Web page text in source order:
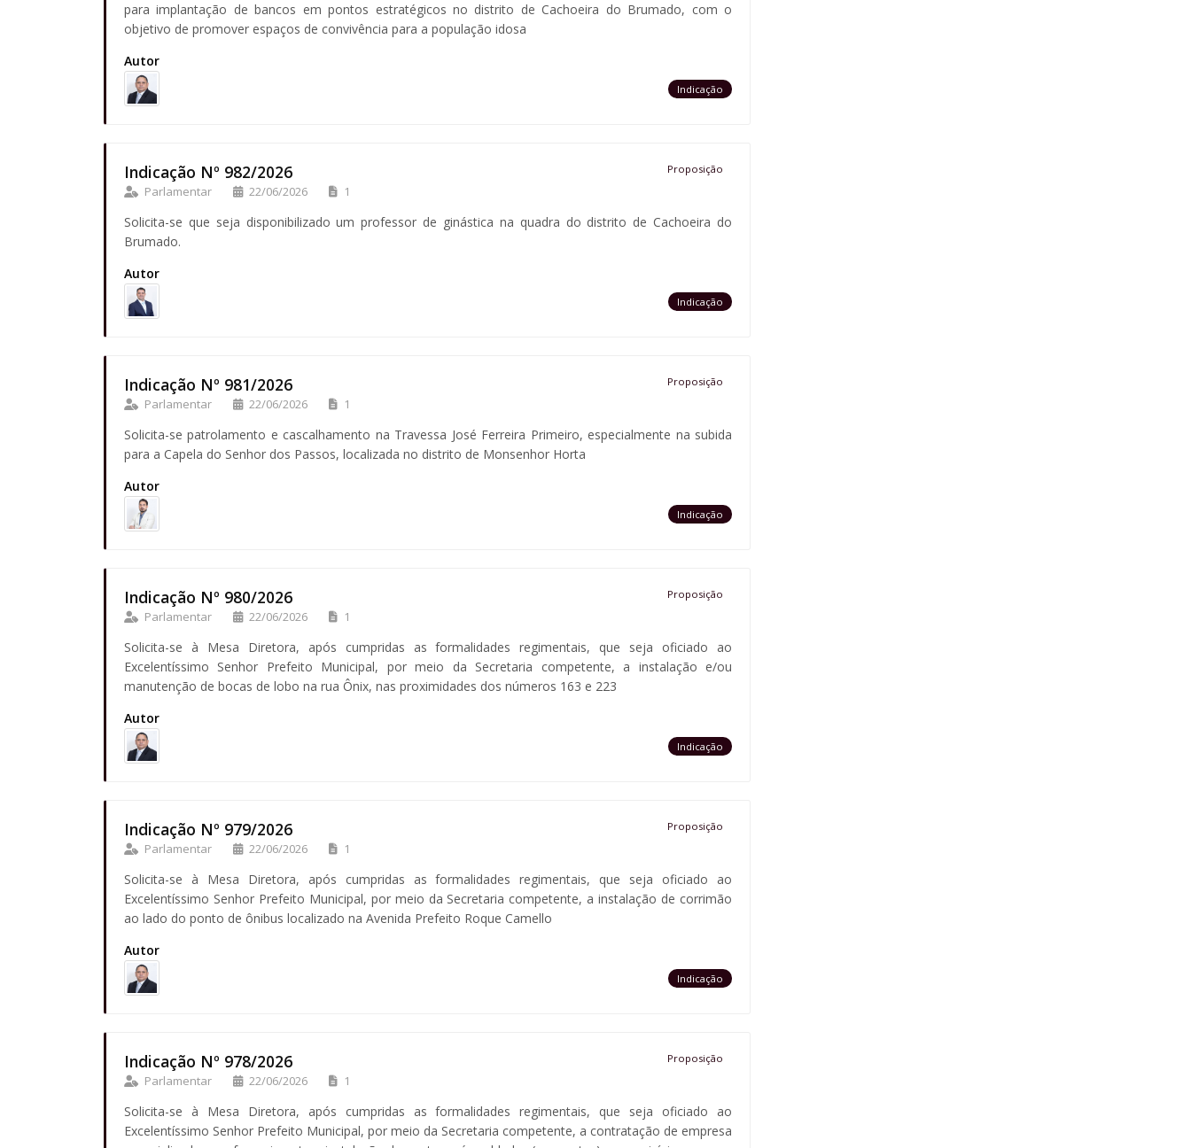
para implantação de bancos em pontos estratégicos no distrito de Cachoeira do Brumado, com o
objetivo de promover espaços de convivência para a população idosa
Autor
Indicação
Indicação Nº 982/2026 Proposição
Parlamentar 22/06/2026 1
Solicita-se que seja disponibilizado um professor de ginástica na quadra do distrito de Cachoeira do
Brumado.
Autor
Indicação
Indicação Nº 981/2026 Proposição
Parlamentar 22/06/2026 1
Solicita-se patrolamento e cascalhamento na Travessa José Ferreira Primeiro, especialmente na subida
para a Capela do Senhor dos Passos, localizada no distrito de Monsenhor Horta
Autor
Indicação
Indicação Nº 980/2026 Proposição
Parlamentar 22/06/2026 1
Solicita-se à Mesa Diretora, após cumpridas as formalidades regimentais, que seja oficiado ao
Excelentíssimo Senhor Prefeito Municipal, por meio da Secretaria competente, a instalação e/ou
manutenção de bocas de lobo na rua Ônix, nas proximidades dos números 163 e 223
Autor
Indicação
Indicação Nº 979/2026 Proposição
Parlamentar 22/06/2026 1
Solicita-se à Mesa Diretora, após cumpridas as formalidades regimentais, que seja oficiado ao
Excelentíssimo Senhor Prefeito Municipal, por meio da Secretaria competente, a instalação de corrimão
ao lado do ponto de ônibus localizado na Avenida Prefeito Roque Camello
Autor
Indicação
Indicação Nº 978/2026 Proposição
Parlamentar 22/06/2026 1
Solicita-se à Mesa Diretora, após cumpridas as formalidades regimentais, que seja oficiado ao
Excelentíssimo Senhor Prefeito Municipal, por meio da Secretaria competente, a contratação de empresa